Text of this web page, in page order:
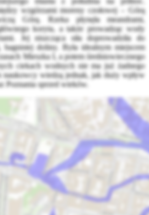
wzgórzami moreny czołowej – Górą
Górą. Rzeka płynęła meandrami,
koryta, a także prowadząc wody
Jej niszcząca siła doprowadziła do
bagnistej doliny. Była idealnym miejscem
Mieszka I, a potem średniowiecznego
ciekach wodnych nie ma już żadnego
naukowcy wiedzą jednak, jak duży wpływ
Poznania sprzed wieków.